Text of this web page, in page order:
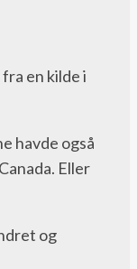
en kilde i
havde også
Eller
og